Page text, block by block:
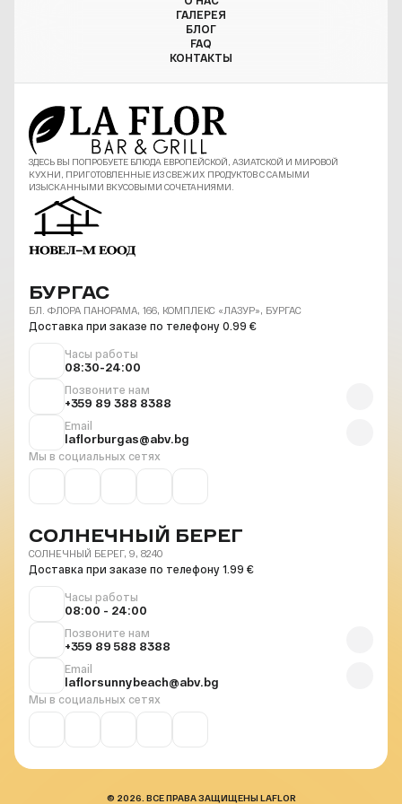
ГАЛЕРЕЯ
БЛОГ
FAQ
КОНТАКТЫ
ЗДЕСЬ ВЫ ПОПРОБУЕТЕ БЛЮДА ЕВРОПЕЙСКОЙ, АЗИАТСКОЙ И МИРОВОЙ
КУХНИ, ПРИГОТОВЛЕННЫЕ ИЗ СВЕЖИХ ПРОДУКТОВ С САМЫМИ
ИЗЫСКАННЫМИ ВКУСОВЫМИ СОЧЕТАНИЯМИ.
БУРГАС
БЛ. ФЛОРА ПАНОРАМА, 166, КОМПЛЕКС «ЛАЗУР», БУРГАС
Доставка при заказе по телефону 0.99 €
Часы работы
08:30-24:00
Позвоните нам
+359 89 388 8388
Email
laflorburgas@abv.bg
Мы в социальных сетях
СОЛНЕЧНЫЙ БЕРЕГ
СОЛНЕЧНЫЙ БЕРЕГ, 9, 8240
Доставка при заказе по телефону 1.99 €
Часы работы
08:00 - 24:00
Позвоните нам
+359 89 588 8388
Email
laflorsunnybeach@abv.bg
Мы в социальных сетях
© 2026. ВСЕ ПРАВА ЗАЩИЩЕНЫ LAFLOR